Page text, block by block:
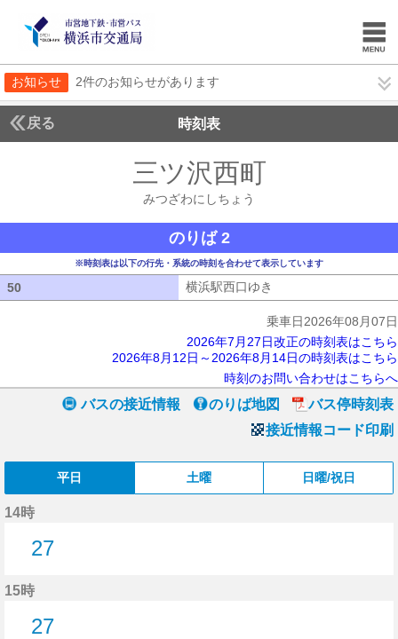
お知らせ 2件のお知らせがあります
戻る 時刻表
三ツ沢西町
みつざわにしちょう
のりば 2
※時刻表は以下の行先・系統の時刻を合わせて表示しています
50 横浜駅西口ゆき
乗車日2026年08月07日
2026年7月27日改正の時刻表はこちら
2026年8月12日～2026年8月14日の時刻表はこちら
時刻のお問い合わせはこちらへ
バスの接近情報 のりば地図
バス停時刻表
接近情報コード印刷
平日 土曜 日曜/祝日
14時
27
15時
27